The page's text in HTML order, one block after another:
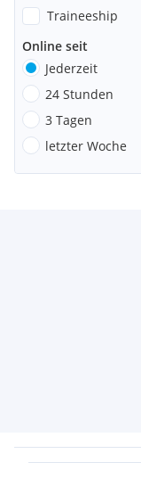
Traineeship
Online seit
Jederzeit
24 Stunden
3 Tagen
letzter Woche